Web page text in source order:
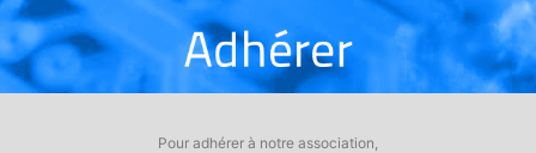
Pour adhérer à notre association,